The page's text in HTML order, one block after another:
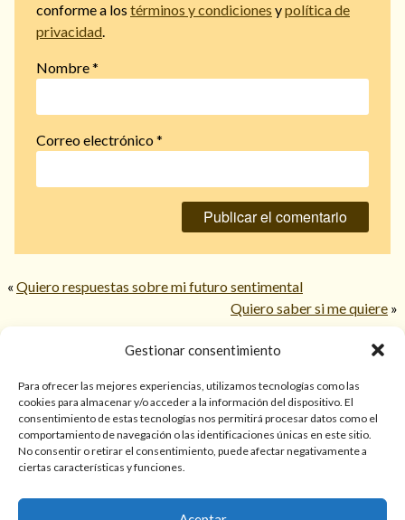
Gestionar consentimiento
Para ofrecer las mejores experiencias, utilizamos tecnologías como las
cookies para almacenar y/o acceder a la información del dispositivo. El
consentimiento de estas tecnologías nos permitirá procesar datos como el
comportamiento de navegación o las identificaciones únicas en este sitio.
No consentir o retirar el consentimiento, puede afectar negativamente a
ciertas características y funciones.
conforme a los términos y condiciones ypolítica de
privacidad.
Nombre*
Correo electrónico*
« Quiero respuestas sobre mi futuro sentimental
Quiero saber si me quiere »
Sólo para mayores de 18 años. Las lecturas de cartas, hechizos,
amarres, endulzamientos, videncias y predicciones tienen
finalidad de entretenimiento y/o ayuda personal. Estos
psiquiátrica, financiera o legal. El resultado de cada servicio